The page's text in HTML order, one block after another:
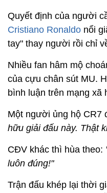
Quyết định của người
Cristiano Ronaldo nổi
tay" thay người rồi chỉ
Nhiều fan hâm mộ
của cựu chân sút MU.
bình luận trên mạng xã
Một người ủng hộ CR7
hữu giải đấu này. Thật
CĐV khác thì hùa theo:
luôn đúng!"
Trận đấu khép lại thời